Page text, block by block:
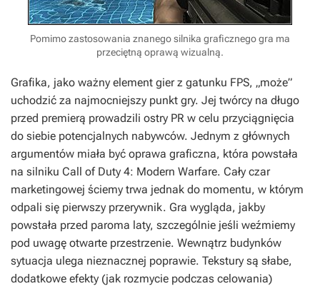
Pomimo zastosowania znanego silnika graficznego gra ma
przeciętną oprawą wizualną.
Grafika, jako ważny element gier z gatunku FPS, „może”
uchodzić za najmocniejszy punkt gry. Jej twórcy na długo
przed premierą prowadzili ostry PR w celu przyciągnięcia
do siebie potencjalnych nabywców. Jednym z głównych
argumentów miała być oprawa graficzna, która powstała
na silniku Call of Duty 4: Modern Warfare. Cały czar
marketingowej ściemy trwa jednak do momentu, w którym
odpali się pierwszy przerywnik. Gra wygląda, jakby
powstała przed paroma laty, szczególnie jeśli weźmiemy
pod uwagę otwarte przestrzenie. Wewnątrz budynków
sytuacja ulega nieznacznej poprawie. Tekstury są słabe,
dodatkowe efekty (jak rozmycie podczas celowania)